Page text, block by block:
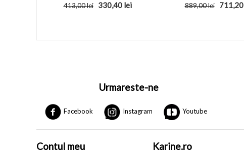
413,00lei 330,40 lei 889,00lei 711,20
Urmareste-ne
Facebook Instagram Youtube
Contul meu Karine.ro